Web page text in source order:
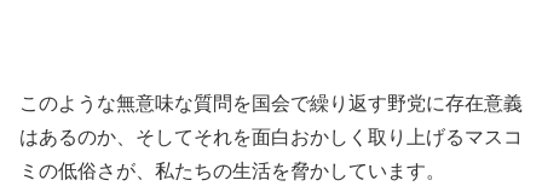
このような無意味な質問を国会で繰り返す野党に存在意義
はあるのか、そしてそれを面白おかしく取り上げるマスコ
ミの低俗さが、私たちの生活を脅かしています。